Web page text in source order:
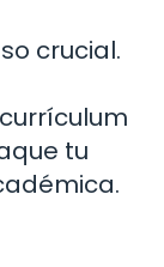
crucial.
tu